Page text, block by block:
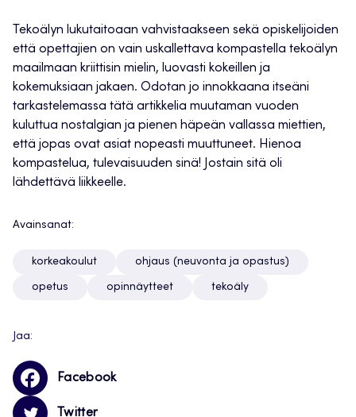
Tekoälyn lukutaitoaan vahvistaakseen sekä opiskelijoiden
että opettajien on vain uskallettava kompastella tekoälyn
maailmaan kriittisin mielin, luovasti kokeillen ja
kokemuksiaan jakaen. Odotan jo innokkaana itseäni
tarkastelemassa tätä artikkelia muutaman vuoden
kuluttua nostalgian ja pienen häpeän vallassa miettien,
että jopas ovat asiat nopeasti muuttuneet. Hienoa
kompastelua, tulevaisuuden sinä! Jostain sitä oli
lähdettävä liikkeelle.
Avainsanat:
korkeakoulut ohjaus (neuvonta ja opastus)
opetus opinnäytteet tekoäly
Jaa:
Facebook
Twitter